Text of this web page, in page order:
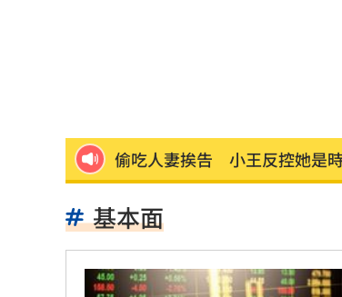
偷吃人妻挨告 小王反控她是
臉還要再動刀？王彩樺突爆：最
基本面